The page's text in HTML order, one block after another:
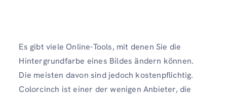
Es gibt viele Online-Tools, mit denen Sie die
Hintergrundfarbe eines Bildes ändern können.
Die meisten davon sind jedoch kostenpflichtig.
Colorcinch ist einer der wenigen Anbieter, die